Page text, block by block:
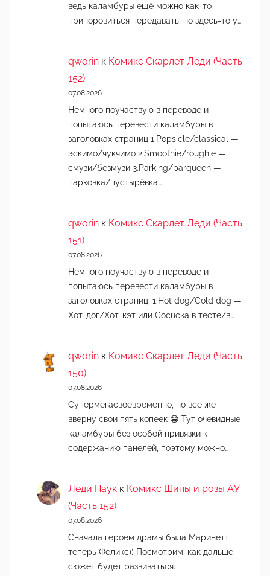
ведь каламбуры ещё можно как-то
приноровиться передавать, но здесь-то у…
qworin к Комикс Скарлет Леди (Часть
152)
07.08.2026
Немного поучаствую в переводе и
попытаюсь перевести каламбуры в
заголовках страниц 1.Popsicle/classical —
эскимо/чукчимо 2.Smoothie/roughie —
смузи/безмузи 3.Parking/parqueen —
парковка/пустырёвка…
qworin к Комикс Скарлет Леди (Часть
151)
07.08.2026
Немного поучаствую в переводе и
попытаюсь перевести каламбуры в
заголовках страниц. 1.Hot dog/Cold dog —
Хот-дог/Хот-кэт или Cocucka в тесте/в…
qworin к Комикс Скарлет Леди (Часть
150)
07.08.2026
Супермегасвоевременно, но всё же
вверну свои пять копеек 😁 Тут очевидные
каламбуры без особой привязки к
содержанию панелей, поэтому можно…
Леди Паук к Комикс Шипы и розы АУ
(Часть 152)
07.08.2026
Сначала героем драмы была Маринетт,
теперь Феликс)) Посмотрим, как дальше
сюжет будет развиваться.